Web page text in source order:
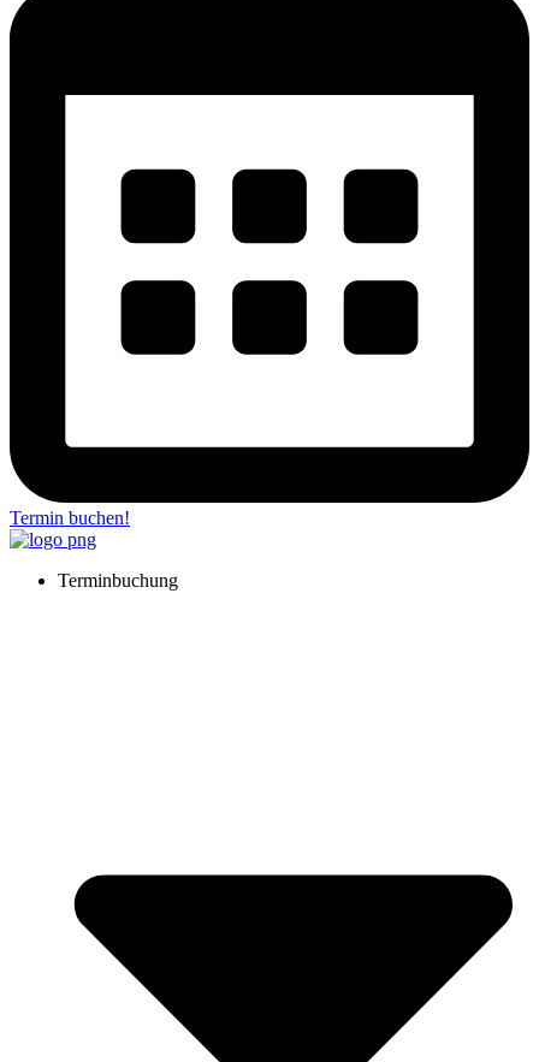
Termin buchen!
Terminbuchung